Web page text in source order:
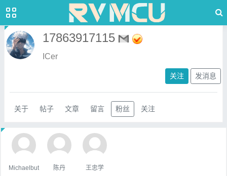
17863917115
ICer
关注 发消息
关于 帖子 文章 留言 粉丝 关注
Michaelbut 陈丹 王忠学